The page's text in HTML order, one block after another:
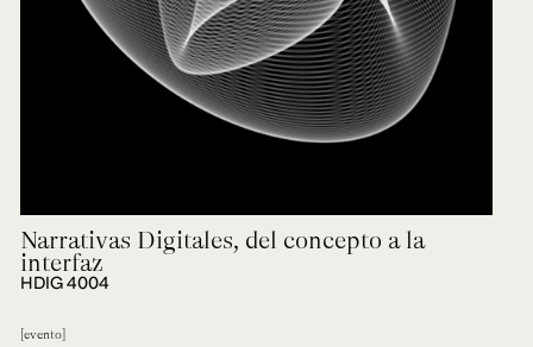
Narrativas Digitales, del concepto a la
interfaz
HDIG 4004
evento